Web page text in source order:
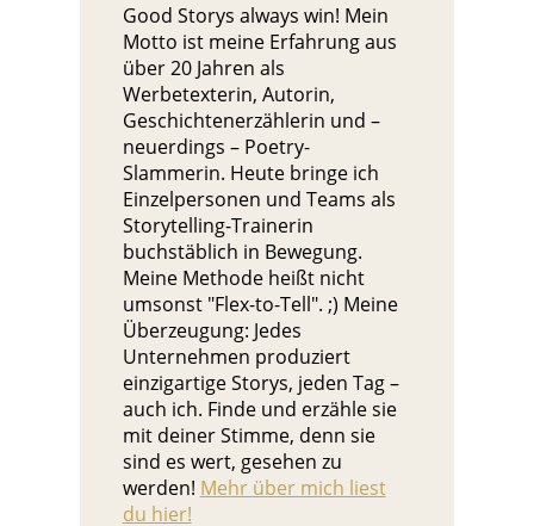
Good Storys always win! Mein
Motto ist meine Erfahrung aus
über 20 Jahren als
Werbetexterin, Autorin,
Geschichtenerzählerin und –
neuerdings – Poetry-
Slammerin. Heute bringe ich
Einzelpersonen und Teams als
Storytelling-Trainerin
buchstäblich in Bewegung.
Meine Methode heißt nicht
umsonst "Flex-to-Tell". ;) Meine
Überzeugung: Jedes
Unternehmen produziert
einzigartige Storys, jeden Tag –
auch ich. Finde und erzähle sie
mit deiner Stimme, denn sie
sind es wert, gesehen zu
werden! Mehr über mich liest
du hier!